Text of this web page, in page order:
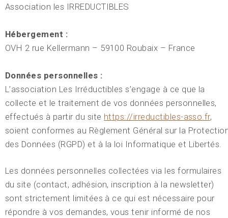
Association les IRREDUCTIBLES
Hébergement :
OVH 2 rue Kellermann – 59100 Roubaix – France
Données personnelles :
L’association Les Irréductibles s’engage à ce que la
collecte et le traitement de vos données personnelles,
effectués à partir du site https://irreductibles-asso.fr,
soient conformes au Règlement Général sur la
des Données (RGPD) et à la loi Informatique et Libertés.
Les données personnelles collectées via les formulaires
du site (contact, adhésion, inscription à la newsletter)
sont strictement limitées à ce qui est nécessaire pour
répondre à vos demandes, vous tenir informé de nos